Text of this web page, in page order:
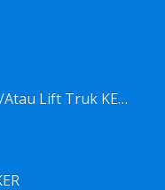
Sertifikasi Side Boom Forklift Dan/Atau Lift Truk KEMNAKER